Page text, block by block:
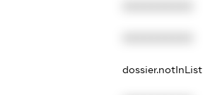
dossier.notInList